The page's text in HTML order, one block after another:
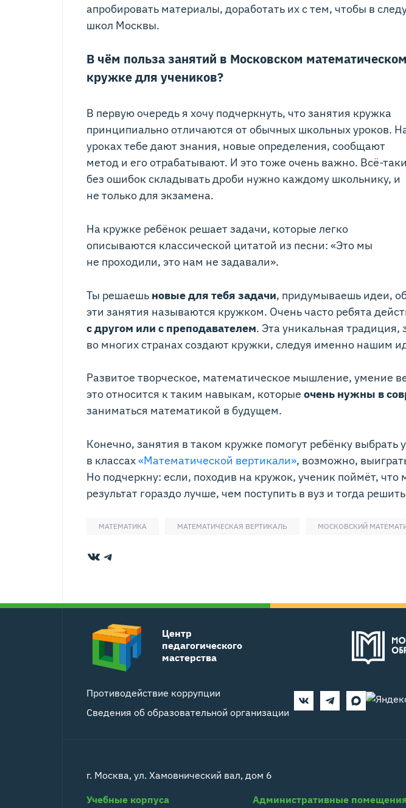
апробировать материалы, доработать их с тем, чтобы в
школ Москвы.
В чём польза занятий в Московском математическом
кружке для учеников?
В первую очередь я хочу подчеркнуть, что занятия кружка
принципиально отличаются от обычных школьных уроков.
уроках тебе дают знания, новые определения, сообщают
метод и его отрабатывают. И это тоже очень важно. Всё-таки
без ошибок складывать дроби нужно каждому школьнику, и
не только для экзамена.
На кружке ребёнок решает задачи, которые легко
описываются классической цитатой из песни: «Это мы
не проходили, это нам не задавали».
Ты решаешь новые для тебя задачи, придумываешь идеи,
эти занятия называются кружком. Очень часто ребята
с другом или с преподавателем. Эта уникальная
во многих странах создают кружки, следуя именно нашим
Развитое творческое, математическое мышление, умение
это относится к таким навыкам, которые очень нужны в
заниматься математикой в будущем.
Конечно, занятия в таком кружке помогут ребёнку
в классах«Математической вертикали», возможно,
Но подчеркну: если, походив на кружок, ученик поймёт,
результат гораздо лучше, чем поступить в вуз и тогда
МАТЕМАТИКА МАТЕМАТИЧЕСКАЯ ВЕРТИКАЛЬ МОСКОВСКИЙ
ВКонтакте
Telegram
Центр
педагогического
мастерства
Противодействие коррупции
Сведения об образовательной организации
г. Москва, ул. Хамовнический вал, дом 6
Учебные корпуса
Административные